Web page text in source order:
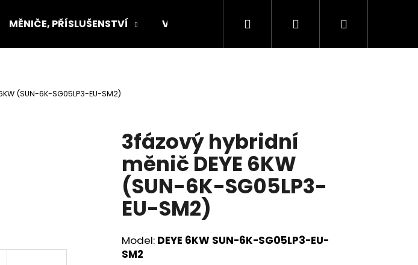
MĚNIČE, PŘÍSLUŠENSTVÍ VELKOOBCHOD, B2B KONSTRUKCE B2B -
Hledat PřihlášeníNákupní
(SUN-6K-SG05LP3-EU-SM2)
3fázový hybridní
měnič DEYE 6KW
(SUN-6K-SG05LP3-
EU-SM2)
Model: DEYE 6KW SUN-6K-SG05LP3-EU-
SM2
Následující